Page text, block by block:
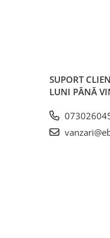
SUPORT
LUNI PÂNĂ